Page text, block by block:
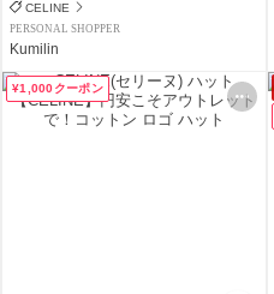
CELINE
PERSONAL SHOPPER
Kumilin
¥1,000クーポン